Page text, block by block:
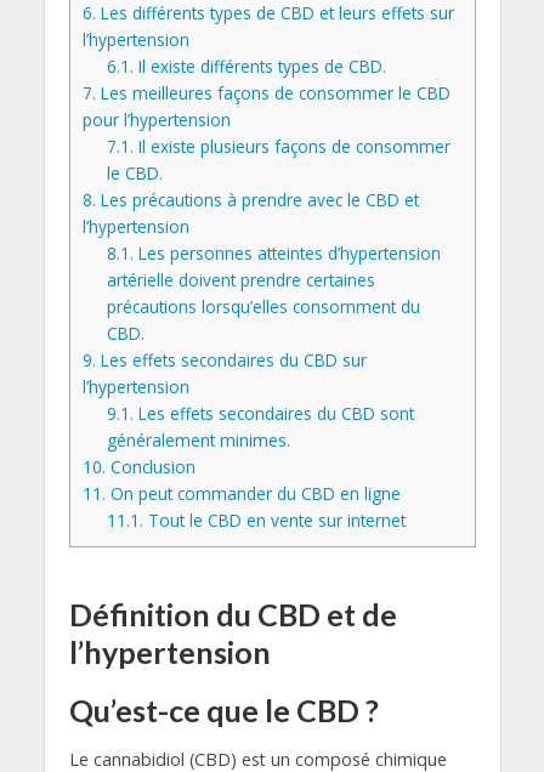
6. Les différents types de CBD et leurs effets sur
l’hypertension
6.1. Il existe différents types de CBD.
7. Les meilleures façons de consommer le CBD
pour l’hypertension
7.1. Il existe plusieurs façons de consommer
le CBD.
8. Les précautions à prendre avec le CBD et
l’hypertension
8.1. Les personnes atteintes d’hypertension
artérielle doivent prendre certaines
précautions lorsqu’elles consomment du
CBD.
9. Les effets secondaires du CBD sur
l’hypertension
9.1. Les effets secondaires du CBD sont
généralement minimes.
10. Conclusion
11. On peut commander du CBD en ligne
11.1. Tout le CBD en vente sur internet
Définition du CBD et de
l’hypertension
Qu’est-ce que le CBD ?
Le cannabidiol (CBD) est un composé chimique